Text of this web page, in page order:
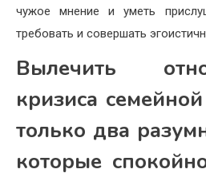
чужое мнение и уметь
требовать и совершать
Вылечить
кризиса
только два
которые